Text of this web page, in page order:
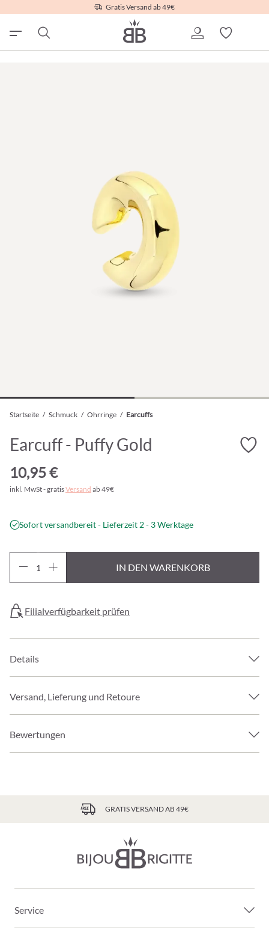
Gratis Versand ab 49€
Startseite / Schmuck / Ohrringe / Earcuffs
Earcuff - Puffy Gold
10,95 €
inkl. MwSt - gratisVersand ab 49€
Sofort versandbereit - Lieferzeit 2 - 3 Werktage
IN DEN WARENKORB
Filialverfügbarkeit prüfen
Details
Versand, Lieferung und Retoure
Bewertungen
GRATIS VERSAND AB 49€
Service